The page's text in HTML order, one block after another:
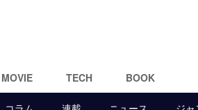
MOVIE TECH BOOK